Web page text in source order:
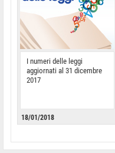
I numeri delle leggi
aggiornati al 31 dicembre
2017
18/01/2018